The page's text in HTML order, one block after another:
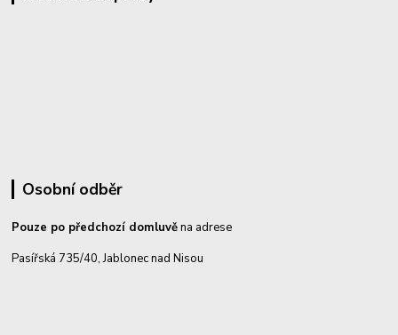
Osobní odběr
Pouze po předchozí domluvěna adrese
Pasířská 735/40, Jablonec nad Nisou